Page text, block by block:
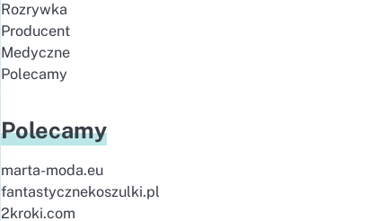
Rozrywka
Producent
Medyczne
Polecamy
Polecamy
marta-moda.eu
fantastycznekoszulki.pl
2kroki.com